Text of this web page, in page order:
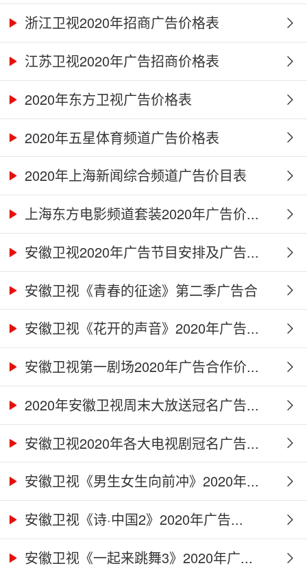
浙江卫视2020年招商广告价格表
江苏卫视2020年广告招商价格表
2020年东方卫视广告价格表
2020年五星体育频道广告价格表
2020年上海新闻综合频道广告价目表
上海东方电影频道套装2020年广告价...
安徽卫视2020年广告节目安排及广告...
安徽卫视《青春的征途》第二季广告合
作...安徽卫视《花开的声音》2020年广告...
安徽卫视第一剧场2020年广告合作价...
2020年安徽卫视周末大放送冠名广告...
安徽卫视2020年各大电视剧冠名广告...
安徽卫视《男生女生向前冲》2020年...
安徽卫视《诗·中国2》2020年广告...
安徽卫视《一起来跳舞3》2020年广...